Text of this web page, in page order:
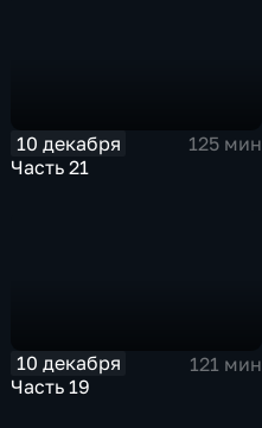
10 декабря
125 мин
Часть 21
10 декабря
121 мин
Часть 19